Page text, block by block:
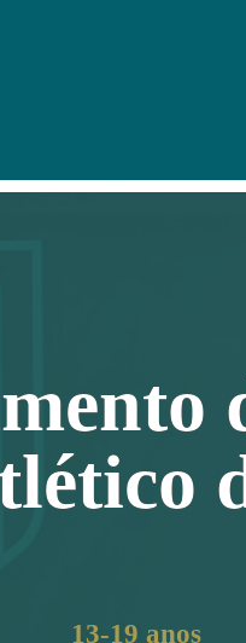
13-19 anos